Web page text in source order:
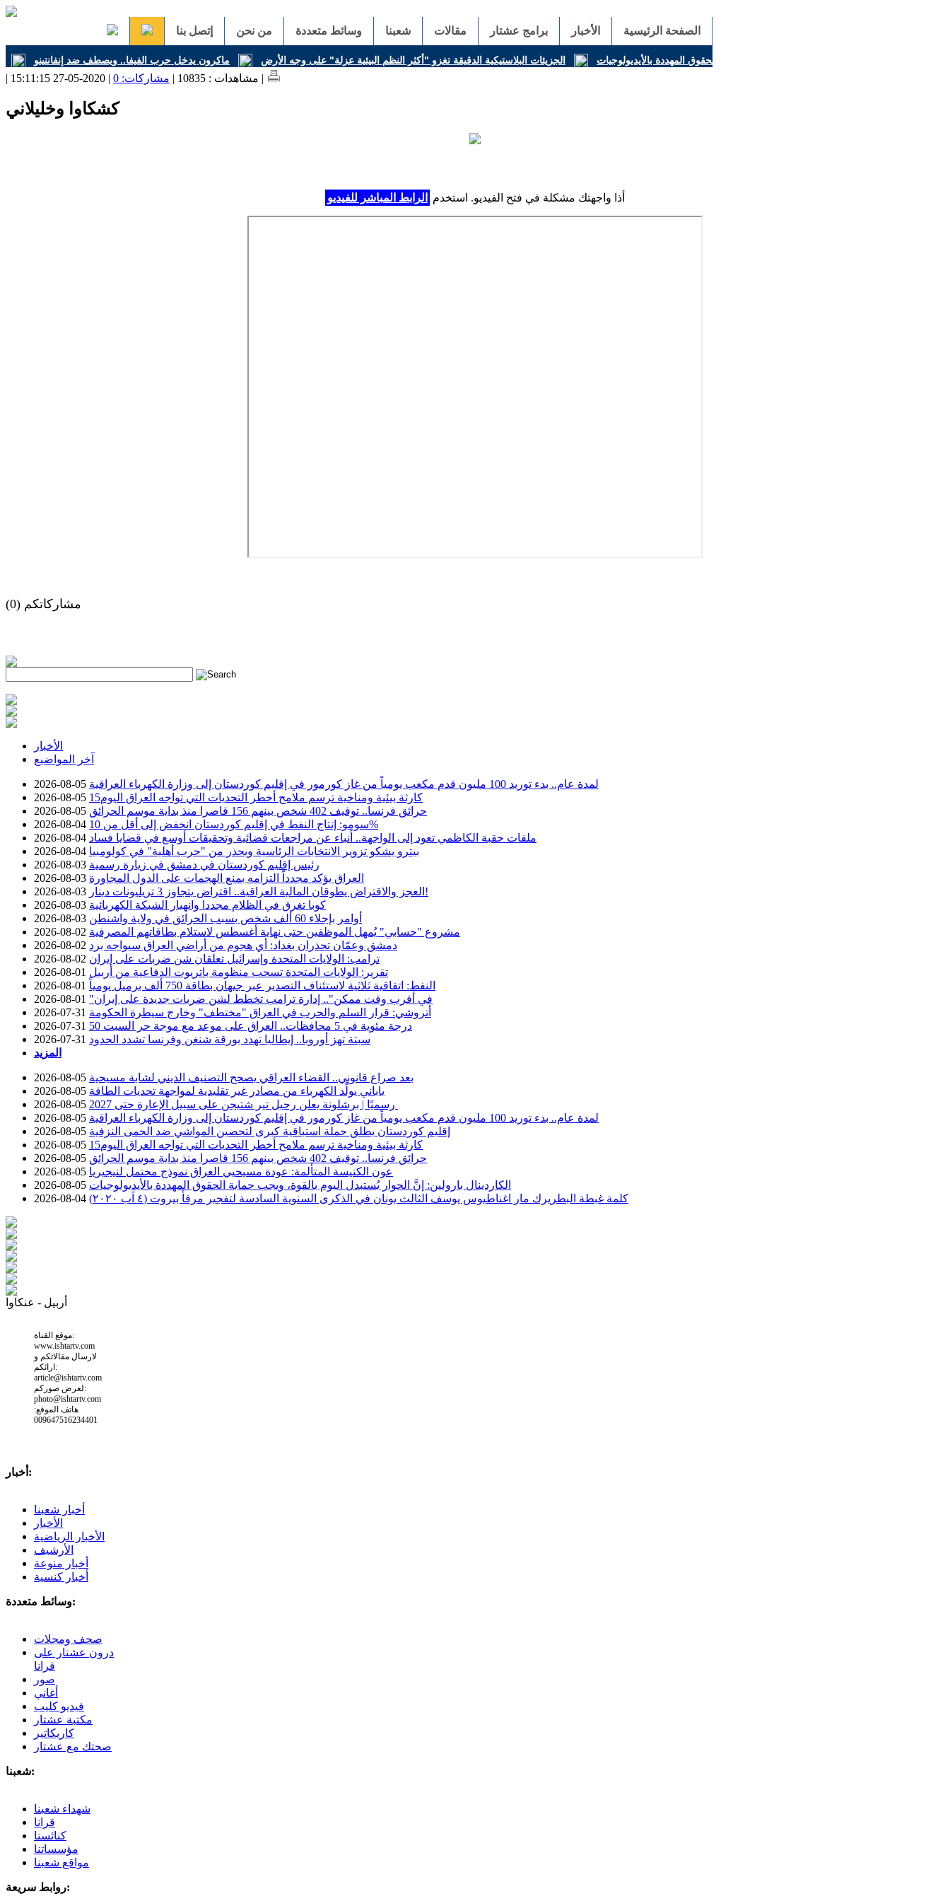
الصفحة الرئيسية الأخبار برامج عشتار مقالات شعبنا وسائط متعددة من نحن إتصل بنا
بارولين: إنَّ الحوار يُستبدل اليوم بالقوة، ويجب حماية الحقوق المهددة بالأيديولوجيات الجزيئات البلاستيكية الدقيقة تغزو "أكثر النظم البيئية عزلة" على وجه الأرض ماكرون يدخل حرب الفيفا.. ويصطف ضد إنفانتينو
| مشاهدات : 10835 | مشاركات: 0 | 2020-05-27 15:11:15 |
كشكاوا وخليلاني
أذا واجهتك مشكلة في فتح الفيديو. استخدم الرابط المباشر للفيديو
مشاركاتكم (0)
h
الأخبار
آخر المواضيع
2026-08-05
لمدة عام.. بدء توريد 100 مليون قدم مكعب يومياً من غاز كورمور في إقليم كوردستان إلى وزارة الكهرباء العراقية
2026-08-05
15كارثة بيئية ومناخية ترسم ملامح أخطر التحديات التي تواجه العراق اليوم
2026-08-05
حرائق فرنسا.. توقيف 402 شخص بينهم 156 قاصرا منذ بداية موسم الحرائق
2026-08-04
سومو: إنتاج النفط في إقليم كوردستان انخفض إلى أقل من 10%
2026-08-04 ملفات حقبة الكاظمي تعود إلى الواجهة.. أنباء عن مراجعات قضائية وتحقيقات أوسع في قضايا فساد
2026-08-04 بيترو يشكو تزوير الانتخابات الرئاسية ويحذر من "حرب أهلية" في كولومبيا
2026-08-03 رئيس إقليم كوردستان في دمشق في زيارة رسمية
2026-08-03 العراق يؤكد مجدداً التزامه بمنع الهجمات على الدول المجاورة
2026-08-03
العجز والاقتراض يطوقان المالية العراقية.. اقتراض يتجاوز 3 تريليونات دينار!
2026-08-03 كوبا تغرق في الظلام مجددا وانهيار الشبكة الكهربائية
2026-08-03
أوامر بإجلاء 60 ألف شخص بسبب الحرائق في ولاية واشنطن
2026-08-02 مشروع "حسابي" يُمهل الموظفين حتى نهاية أغسطس لاستلام بطاقاتهم المصرفية
2026-08-02 دمشق وعمّان تحذران بغداد: أي هجوم من أراضي العراق سيواجه برد
2026-08-02 ترامب: الولايات المتحدة وإسرائيل تعلقان شن ضربات على إيران
2026-08-01 تقرير: الولايات المتحدة تسحب منظومة باتريوت الدفاعية من أربيل
2026-08-01
النفط: اتفاقية ثلاثية لاستئناف التصدير عبر جيهان بطاقة 750 ألف برميل يومياً
2026-08-01
"في أقرب وقت ممكن".. إدارة ترامب تخطط لشن ضربات جديدة على إيران
2026-07-31 أتروشي: قرار السلم والحرب في العراق "مختطف" وخارج سيطرة الحكومة
2026-07-31
50 درجة مئوية في 5 محافظات.. العراق على موعد مع موجة حر السبت
2026-07-31 سبتة تهز أوروبا.. إيطاليا تهدد بورقة شنغن وفرنسا تشدد الحدود
المزيد
2026-08-05 بعد صراع قانوني.. القضاء العراقي يصحح التصنيف الديني لشابة مسيحية
2026-08-05 ياباني يولّد الكهرباء من مصادر غير تقليدية لمواجهة تحديات الطاقة
2026-08-05
2026-08-05
لمدة عام.. بدء توريد 100 مليون قدم مكعب يومياً من غاز كورمور في إقليم كوردستان إلى وزارة الكهرباء العراقية
2026-08-05 إقليم كوردستان يطلق حملة استباقية كبرى لتحصين المواشي ضد الحمى النزفية
2026-08-05
15كارثة بيئية ومناخية ترسم ملامح أخطر التحديات التي تواجه العراق اليوم
2026-08-05
حرائق فرنسا.. توقيف 402 شخص بينهم 156 قاصرا منذ بداية موسم الحرائق
2026-08-05 عون الكنيسة المتألمة: عودة مسيحيي العراق نموذج محتمل لنيجيريا
2026-08-05 الكاردينال بارولين: إنَّ الحوار يُستبدل اليوم بالقوة، ويجب حماية الحقوق المهددة بالأيديولوجيات
2026-08-04
كلمة غبطة البطريرك مار اغناطيوس يوسف الثالث يونان في الذكرى السنوية السادسة لتفجير مرفأ بيروت (٤ آب ٢٠٢٠)
أربيل - عنكاوا
موقع القناة:
www.ishtartv.com
لارسال مقالاتكم و
ارائكم:
article@ishtartv.com
لعرض صوركم:
photo@ishtartv.com
هاتف الموقع:
009647516234401
أخبار:
أخبار شعبنا
الأخبار
الأخبار الرياضية
الأرشيف
أخبار منوعة
أخبار كنسية
وسائط متعددة:
صحف ومجلات
درون عشتار على
قرانا
صور
أغاني
فيديو كليب
مكتبة عشتار
كاريكاتير
صحتك مع عشتار
شعبنا:
شهداء شعبنا
قرانا
كنائسنا
مؤسساتنا
مواقع شعبنا
روابط سريعة: